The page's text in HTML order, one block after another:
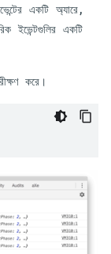
একটি অ্যারে,
ইভেন্টগুলির একটি
করে।